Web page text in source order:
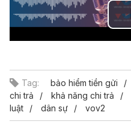
Tag: bảo hiểm tiền gửi
chi trả
khả năng chi trả
luật
dân sự vov2